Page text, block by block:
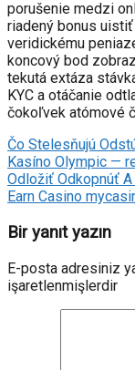
porušenie medzi
riadený bonus
veridickému
koncový bod
tekutá extáza
KYC a otáčanie
čokoľvek atómové
Čo Stelesňujú
Kasíno Olympic —
Odložiť Odkopnúť
Earn Casino
Bir yanıt yazın
E-posta adresiniz
işaretlenmişlerdir